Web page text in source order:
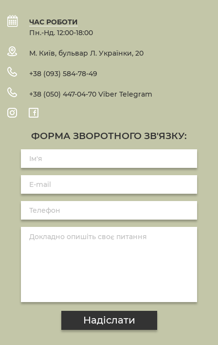
ЧАС РОБОТИ
Пн.-Нд. 12:00-18:00
М. Київ, бульвар Л. Українки, 20
+38 (093) 584-78-49
+38 (050) 447-04-70 Viber Telegram
ФОРМА ЗВОРОТНОГО ЗВ'ЯЗКУ:
Надіслати